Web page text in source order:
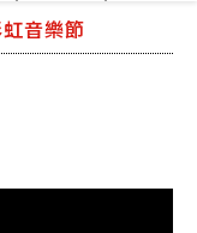
音樂節